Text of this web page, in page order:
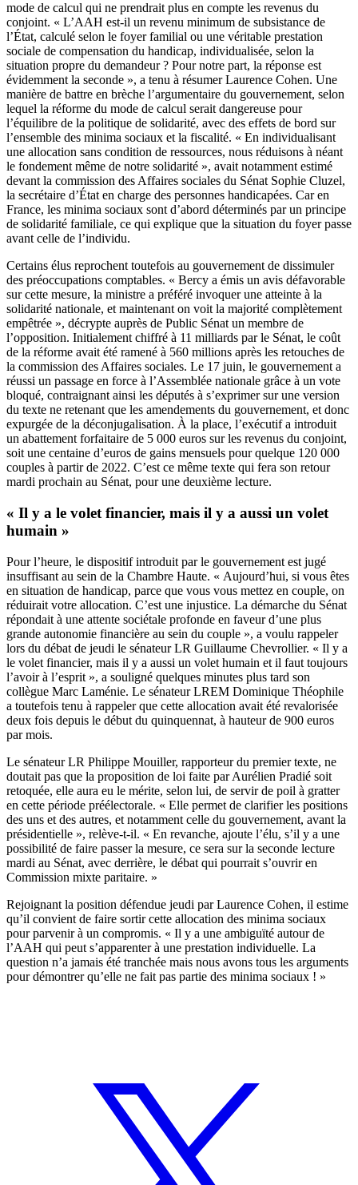
mode de calcul qui ne prendrait plus en compte les revenus du
conjoint. « L’AAH est-il un revenu minimum de subsistance de
l’État, calculé selon le foyer familial ou une véritable prestation
sociale de compensation du handicap, individualisée, selon la
situation propre du demandeur ? Pour notre part, la réponse est
évidemment la seconde », a tenu à résumer Laurence Cohen. Une
manière de battre en brèche l’argumentaire du gouvernement, selon
lequel la réforme du mode de calcul serait dangereuse pour
l’équilibre de la politique de solidarité, avec des effets de bord sur
l’ensemble des minima sociaux et la fiscalité. « En individualisant
une allocation sans condition de ressources, nous réduisons à néant
le fondement même de notre solidarité », avait notamment estimé
devant la commission des Affaires sociales du Sénat Sophie Cluzel,
la secrétaire d’État en charge des personnes handicapées. Car en
France, les minima sociaux sont d’abord déterminés par un principe
de solidarité familiale, ce qui explique que la situation du foyer passe
avant celle de l’individu.
Certains élus reprochent toutefois au gouvernement de dissimuler
des préoccupations comptables. « Bercy a émis un avis défavorable
sur cette mesure, la ministre a préféré invoquer une atteinte à la
solidarité nationale, et maintenant on voit la majorité complètement
empêtrée », décrypte auprès de Public Sénat un membre de
l’opposition. Initialement chiffré à 11 milliards par le Sénat, le coût
de la réforme avait été ramené à 560 millions après les retouches de
la commission des Affaires sociales. Le 17 juin, le gouvernement a
réussi un passage en force à l’Assemblée nationale grâce à un vote
bloqué, contraignant ainsi les députés à s’exprimer sur une version
du texte ne retenant que les amendements du gouvernement, et donc
expurgée de la déconjugalisation. À la place, l’exécutif a introduit
un abattement forfaitaire de 5 000 euros sur les revenus du conjoint,
soit une centaine d’euros de gains mensuels pour quelque 120 000
couples à partir de 2022. C’est ce même texte qui fera son retour
mardi prochain au Sénat, pour une deuxième lecture.
« Il y a le volet financier, mais il y a aussi un volet
humain »
Pour l’heure, le dispositif introduit par le gouvernement est jugé
insuffisant au sein de la Chambre Haute. « Aujourd’hui, si vous êtes
en situation de handicap, parce que vous vous mettez en couple, on
réduirait votre allocation. C’est une injustice. La démarche du Sénat
répondait à une attente sociétale profonde en faveur d’une plus
grande autonomie financière au sein du couple », a voulu rappeler
lors du débat de jeudi le sénateur LR Guillaume Chevrollier. « Il y a
le volet financier, mais il y a aussi un volet humain et il faut toujours
l’avoir à l’esprit », a souligné quelques minutes plus tard son
collègue Marc Laménie. Le sénateur LREM Dominique Théophile
a toutefois tenu à rappeler que cette allocation avait été revalorisée
deux fois depuis le début du quinquennat, à hauteur de 900 euros
par mois.
Le sénateur LR Philippe Mouiller, rapporteur du premier texte, ne
doutait pas que la proposition de loi faite par Aurélien Pradié soit
retoquée, elle aura eu le mérite, selon lui, de servir de poil à gratter
en cette période préélectorale. « Elle permet de clarifier les positions
des uns et des autres, et notamment celle du gouvernement, avant la
présidentielle », relève-t-il. « En revanche, ajoute l’élu, s’il y a une
possibilité de faire passer la mesure, ce sera sur la seconde lecture
mardi au Sénat, avec derrière, le débat qui pourrait s’ouvrir en
Commission mixte paritaire. »
Rejoignant la position défendue jeudi par Laurence Cohen, il estime
qu’il convient de faire sortir cette allocation des minima sociaux
pour parvenir à un compromis. « Il y a une ambiguïté autour de
l’AAH qui peut s’apparenter à une prestation individuelle. La
question n’a jamais été tranchée mais nous avons tous les arguments
pour démontrer qu’elle ne fait pas partie des minima sociaux ! »